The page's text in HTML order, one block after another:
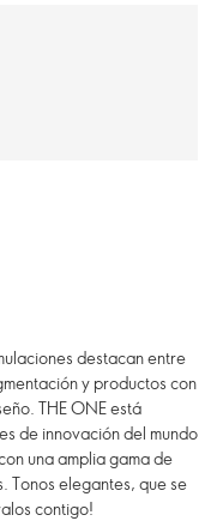
destacan entre
y productos con
THE ONE está
de innovación del mundo
una amplia gama de
Tonos elegantes, que se
contigo!